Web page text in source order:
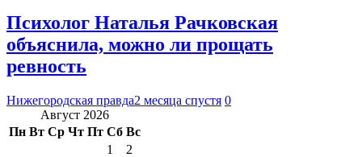
Психолог Наталья Рачковская
объяснила, можно ли прощать
ревность
Нижегородская правда2 месяца спустя 0
Август 2026
Пн Вт Ср Чт Пт Сб Вс
1
2